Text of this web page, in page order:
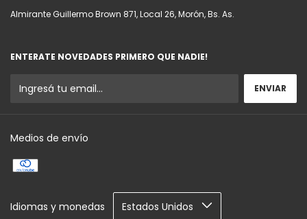
Almirante Guillermo Brown 871, Local 26, Morón, Bs. As.
ENTERATE NOVEDADES PRIMERO QUE NADIE!
Medios de envío
Idiomas y monedas